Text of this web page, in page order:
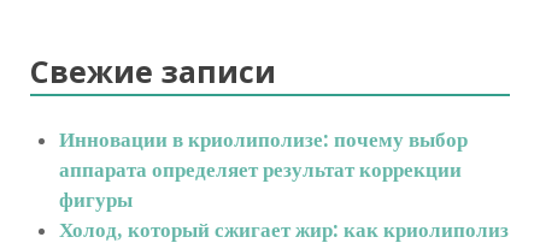
Свежие записи
Инновации в криолиполизе: почему выбор
аппарата определяет результат коррекции
фигуры
Холод, который сжигает жир: как криолиполиз